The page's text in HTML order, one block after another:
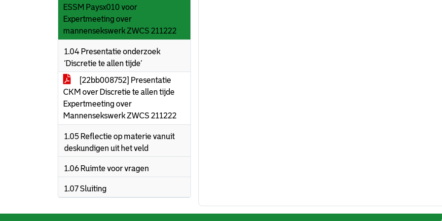
ESSM Paysx010 voor
Expertmeeting over
mannensekswerk ZWCS 211222
1.04 Presentatie onderzoek
‘Discretie te allen tijde’
[22bb008752] Presentatie
CKM over Discretie te allen tijde
Expertmeeting over
Mannensekswerk ZWCS 211222
1.05 Reflectie op materie vanuit
deskundigen uit het veld
1.06 Ruimte voor vragen
1.07 Sluiting